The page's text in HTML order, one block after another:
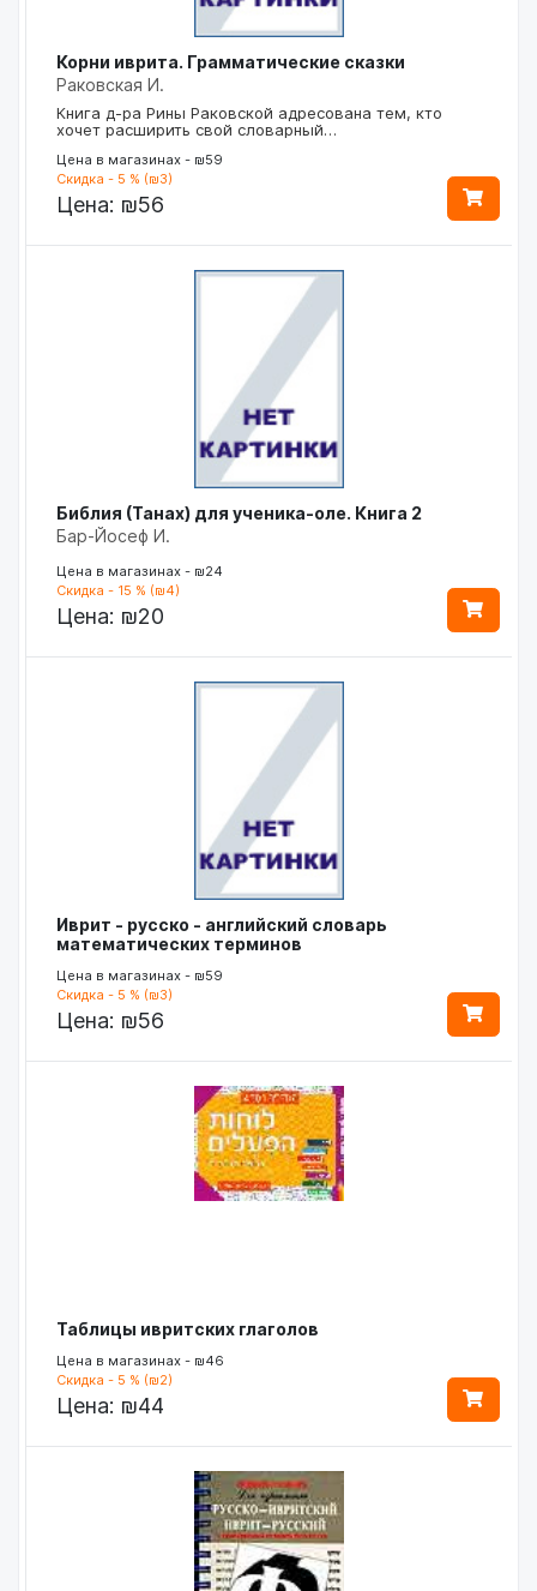
Корни иврита. Грамматические сказки
Раковская И.
Книга д-ра Рины Раковской адресована тем, кто
хочет расширить свой словарный…
Цена в магазинах - ₪59
Скидка - 5 % (₪3)
Цена: ₪56
Библия (Танах) для ученика-оле. Книга 2
Бар-Йосеф И.
Цена в магазинах - ₪24
Скидка - 15 % (₪4)
Цена: ₪20
Иврит - русско - английский словарь
математических терминов
Цена в магазинах - ₪59
Скидка - 5 % (₪3)
Цена: ₪56
Таблицы ивритских глаголов
Цена в магазинах - ₪46
Скидка - 5 % (₪2)
Цена: ₪44